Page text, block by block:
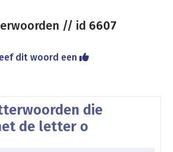
// id 6607
dit woord een
die
de letter o